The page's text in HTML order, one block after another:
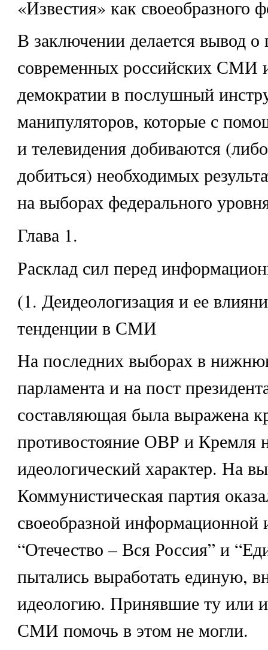
«Известия» как своеобразного
В заключении делается вывод
современных российских СМИ
демократии в послушный
манипуляторов, которые с
и телевидения добиваются
добиться) необходимых
на выборах федерального
Глава 1.
Расклад сил перед
(1. Деидеологизация и ее
тенденции в СМИ
На последних выборах в
парламента и на пост
составляющая была выражена
противостояние ОВР и Кремля
идеологический характер. На
Коммунистическая партия
своеобразной информационной
“Отечество – Вся Россия” и
пытались выработать единую,
идеологию. Принявшие ту или
СМИ помочь в этом не могли.